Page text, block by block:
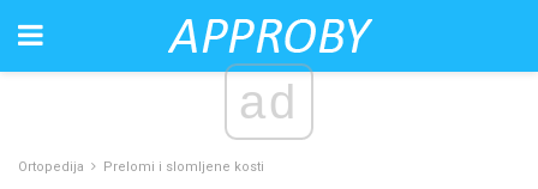
ad
Ortopedija Prelomi i slomljene kosti